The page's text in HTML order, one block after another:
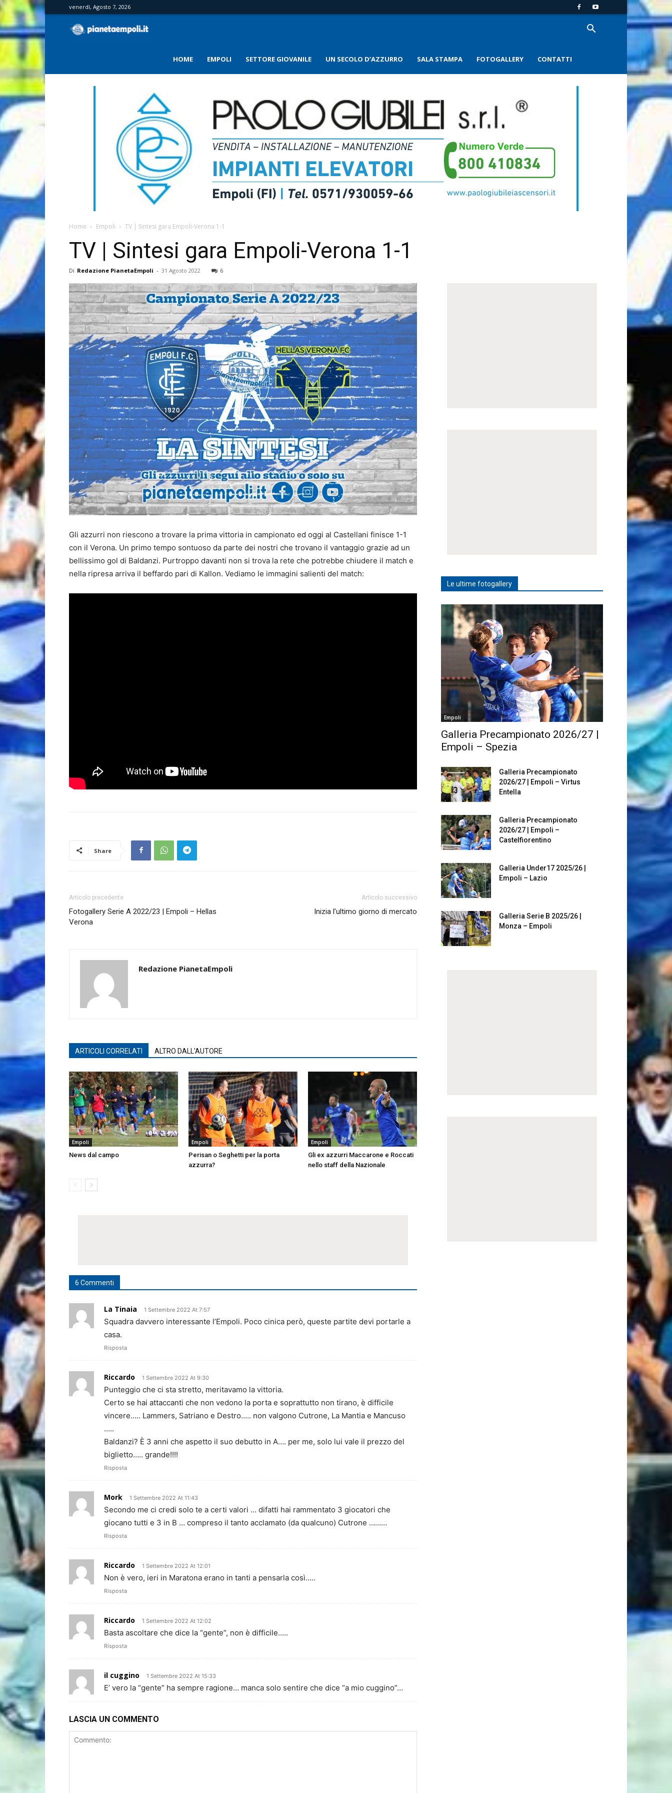
venerdì, Agosto 7, 2026
HOME EMPOLI SETTORE GIOVANILE UN SECOLO D’AZZURRO SALA STAMPA FOTOGALLERY CONTATTI
Home Empoli TV | Sintesi gara Empoli-Verona 1-1
TV | Sintesi gara Empoli-Verona 1-1
Di Redazione PianetaEmpoli - 31 Agosto 2022 6
Gli azzurri non riescono a trovare la prima vittoria in campionato ed oggi al Castellani finisce 1-1
con il Verona. Un primo tempo sontuoso da parte dei nostri che trovano il vantaggio grazie ad un
bellissimo gol di Baldanzi. Purtroppo davanti non si trova la rete che potrebbe chiudere il match e
nella ripresa arriva il beffardo pari di Kallon. Vediamo le immagini salienti del match:
Share
Articolo precedente
Fotogallery Serie A 2022/23 | Empoli – Hellas
Verona
Articolo successivo
Inizia l’ultimo giorno di mercato
Redazione PianetaEmpoli
ARTICOLI CORRELATI ALTRO DALL'AUTORE
Empoli
News dal campo
Empoli
Perisan o Seghetti per la porta
azzurra?
Empoli
Gli ex azzurri Maccarone e Roccati
nello staff della Nazionale
6 Commenti
La Tinaia 1 Settembre 2022 At 7:57
Squadra davvero interessante l’Empoli. Poco cinica però, queste partite devi portarle a
casa.
Risposta
Riccardo 1 Settembre 2022 At 9:30
Punteggio che ci sta stretto, meritavamo la vittoria.
Certo se hai attaccanti che non vedono la porta e soprattutto non tirano, è difficile
vincere….. Lammers, Satriano e Destro….. non valgono Cutrone, La Mantia e Mancuso
…..
Baldanzi? È 3 anni che aspetto il suo debutto in A…. per me, solo lui vale il prezzo del
biglietto….. grande!!!!
Risposta
Mork 1 Settembre 2022 At 11:43
Secondo me ci credi solo te a certi valori … difatti hai rammentato 3 giocatori che
giocano tutti e 3 in B … compreso il tanto acclamato (da qualcuno) Cutrone ………
Risposta
Riccardo 1 Settembre 2022 At 12:01
Non è vero, ieri in Maratona erano in tanti a pensarla così…..
Risposta
Riccardo 1 Settembre 2022 At 12:02
Basta ascoltare che dice la “gente”, non è difficile…..
Risposta
il cuggino 1 Settembre 2022 At 15:33
E’ vero la “gente” ha sempre ragione… manca solo sentire che dice “a mio cuggino”…
LASCIA UN COMMENTO
Le ultime fotogallery
Empoli
Galleria Precampionato 2026/27 |
Empoli – Spezia
Galleria Precampionato
2026/27 | Empoli – Virtus
Entella
Galleria Precampionato
2026/27 | Empoli –
Castelfiorentino
Galleria Under17 2025/26 |
Empoli – Lazio
Galleria Serie B 2025/26 |
Monza – Empoli